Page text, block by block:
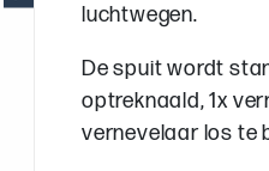
luchtwegen.
De spuit wordt
optreknaald, 1x
vernevelaar los te